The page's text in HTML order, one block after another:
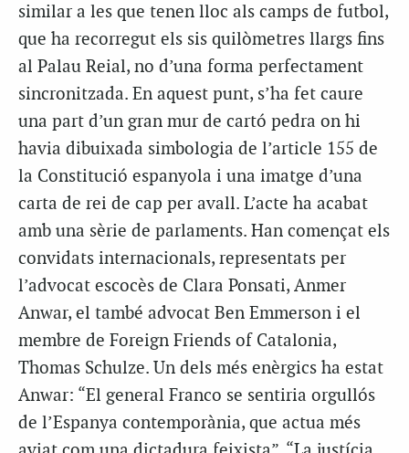
similar a les que tenen lloc als camps de futbol,
que ha recorregut els sis quilòmetres llargs fins
al Palau Reial, no d’una forma perfectament
sincronitzada. En aquest punt, s’ha fet caure
una part d’un gran mur de cartó pedra on hi
havia dibuixada simbologia de l’article 155 de
la Constitució espanyola i una imatge d’una
carta de rei de cap per avall. L’acte ha acabat
amb una sèrie de parlaments. Han començat els
convidats internacionals, representats per
l’advocat escocès de Clara Ponsati, Anmer
Anwar, el també advocat Ben Emmerson i el
membre de Foreign Friends of Catalonia,
Thomas Schulze. Un dels més enèrgics ha estat
Anwar: “El general Franco se sentiria orgullós
de l’Espanya contemporània, que actua més